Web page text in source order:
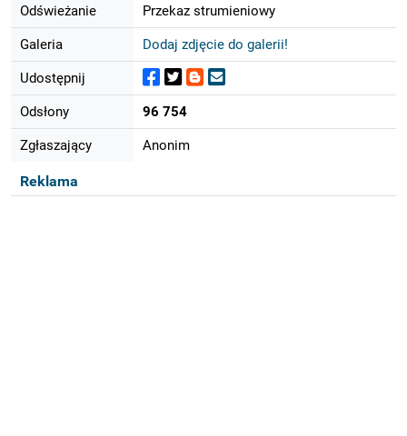
Odświeżanie Przekaz strumieniowy
Galeria Dodaj zdjęcie do galerii!
Udostępnij
Odsłony 96 754
Zgłaszający Anonim
Reklama